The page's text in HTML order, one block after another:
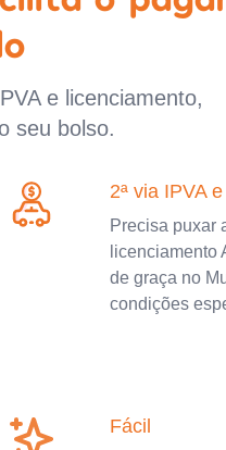
e licenciamento,
seu bolso.
2ª via IPVA
Precisa puxar
licenciamento
de graça no
condições
Fácil